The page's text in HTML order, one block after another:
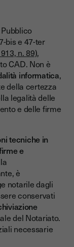
bis e 47-ter
n. 89),
CAD. Non è
informatica,
della certezza
legalità delle
e delle firme
tecniche in
e
è
notarile dagli
conservati
del Notariato.
necessarie